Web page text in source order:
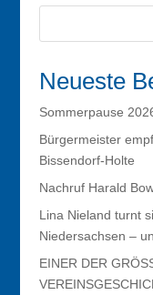
Neueste
Sommerpause
Bürgermeister
Bissendorf-Holte
Nachruf Harald
Lina Nieland turnt
Niedersachsen –
EINER DER